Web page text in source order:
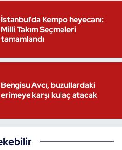
İstanbul’da Kempo heyecanı:
Milli Takım Seçmeleri
tamamlandı
Bengisu Avcı, buzullardaki
erimeye karşı kulaç atacak